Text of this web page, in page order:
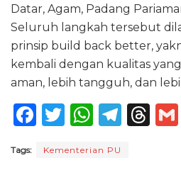
Datar, Agam, Padang
Seluruh langkah tersebut
prinsip build back better,
kembali dengan kualitas
aman, lebih tangguh, dan
F
c
T
it
W
a
T
T
Tags: Kementerian PU